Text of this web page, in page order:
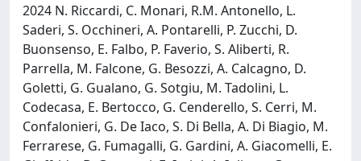
2024 N. Riccardi, C. Monari, R.M. Antonello, L.
Saderi, S. Occhineri, A. Pontarelli, P. Zucchi, D.
Buonsenso, E. Falbo, P. Faverio, S. Aliberti, R.
Parrella, M. Falcone, G. Besozzi, A. Calcagno, D.
Goletti, G. Gualano, G. Sotgiu, M. Tadolini, L.
Codecasa, E. Bertocco, G. Cenderello, S. Cerri, M.
Confalonieri, G. De Iaco, S. Di Bella, A. Di Biagio, M.
Ferrarese, G. Fumagalli, G. Gardini, A. Giacomelli, E.